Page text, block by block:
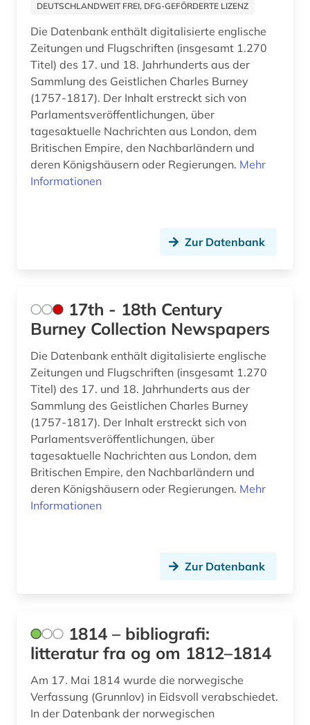
aschach (1)
aschaffenburg (1)
asean (1)
asiatische studien (1)
asien (11)
atlas (10)
atomare bedrohung (1)
audio recordings (1)
audiodatei (3)
audioführung (1)
audiothek (1)
audiovisuelles material (3)
aufgebot (1)
augenzeugenbericht (1)
augsburg (1)
augustinus (1)
DEUTSCHLANDWEIT FREI, DFG-GEFÖRDERTE LIZENZ
Die Datenbank enthält digitalisierte englische
Zeitungen und Flugschriften (insgesamt 1.270
Titel) des 17. und 18. Jahrhunderts aus der
Sammlung des Geistlichen Charles Burney
(1757-1817). Der Inhalt erstreckt sich von
Parlamentsveröffentlichungen, über
tagesaktuelle Nachrichten aus London, dem
Britischen Empire, den Nachbarländern und
deren Königshäusern oder Regierungen. Mehr
Informationen
Zur Datenbank
17th - 18th Century
Burney Collection Newspapers
Die Datenbank enthält digitalisierte englische
Zeitungen und Flugschriften (insgesamt 1.270
Titel) des 17. und 18. Jahrhunderts aus der
Sammlung des Geistlichen Charles Burney
(1757-1817). Der Inhalt erstreckt sich von
Parlamentsveröffentlichungen, über
tagesaktuelle Nachrichten aus London, dem
Britischen Empire, den Nachbarländern und
deren Königshäusern oder Regierungen. Mehr
Informationen
Zur Datenbank
1814 – bibliografi:
litteratur fra og om 1812–1814
Am 17. Mai 1814 wurde die norwegische
Verfassung (Grunnlov) in Eidsvoll verabschiedet.
In der Datenbank der norwegischen